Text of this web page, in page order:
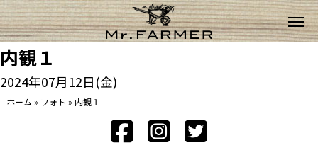
内観１
2024年07月12日(金)
ホーム » フォト » 内観１